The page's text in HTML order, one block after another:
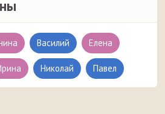
Василий Елена
Николай Павел